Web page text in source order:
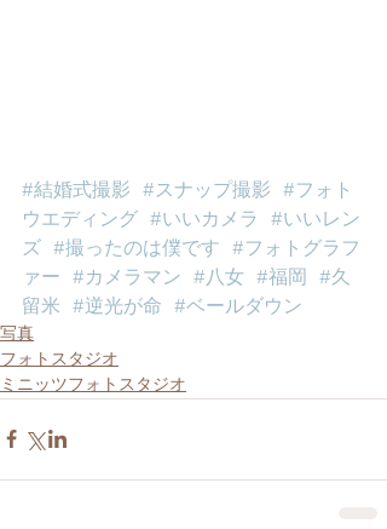
#結婚式撮影 #スナップ撮影
#フォト
ウエディング #いいカメラ
#いいレン
ズ
#撮ったのは僕です
#フォトグラフ
ァー
#カメラマン #八女 #福岡
#久
留米
#逆光が命 #ベールダウン
写真
フォトスタジオ
ミニッツフォトスタジオ